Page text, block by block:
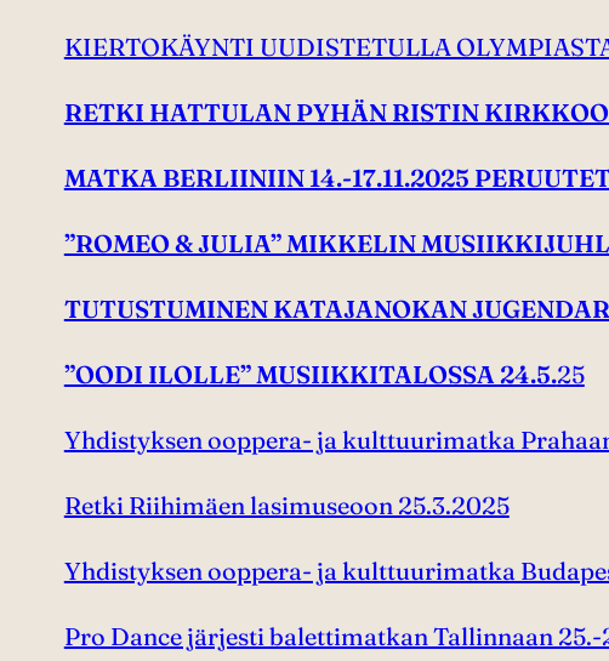
KIERTOKÄYNTI UUDISTETULLA
RETKI HATTULAN PYHÄN RISTIN
MATKA BERLIINIIN 14.-17.11.2025
”ROMEO & JULIA” MIKKELIN
TUTUSTUMINEN KATAJANOKAN
”OODI ILOLLE” MUSIIKKITALOSSA 24.5.25
Yhdistyksen ooppera- ja kulttuurimatka
Retki Riihimäen lasimuseoon 25.3.2025
Yhdistyksen ooppera- ja kulttuurimatka
Pro Dance järjesti balettimatkan Tallinnaan